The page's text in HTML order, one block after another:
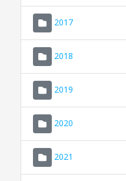
2017
2018
2019
2020
2021